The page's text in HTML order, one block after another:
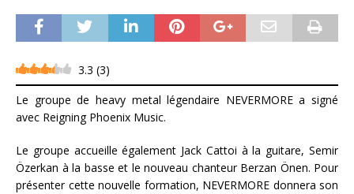
3.3 (3)
Le groupe de heavy metal légendaire NEVERMORE a signé
avec Reigning Phoenix Music.
Le groupe accueille également Jack Cattoi à la guitare, Semir
Özerkan à la basse et le nouveau chanteur Berzan Önen. Pour
présenter cette nouvelle formation, NEVERMORE donnera son